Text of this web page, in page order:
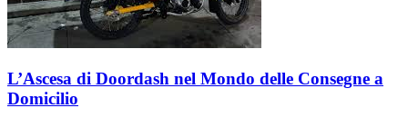
L’Ascesa di Doordash nel Mondo delle Consegne a
Domicilio